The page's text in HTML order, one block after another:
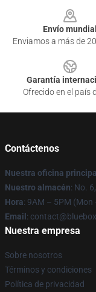
Envío mundial
Enviamos a más de
Garantía
Ofrecido en el país
Contáctenos
Nuestra oficina principal
Nuestro almacén: No.
Hora: 9AM – 5PM (Mon
Email :
Nuestra empresa
Sobre nosotros
Términos y condiciones
Política de privacidad